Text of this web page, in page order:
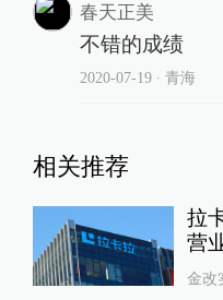
春天正美
不错的成绩
2020-07-19∙ 青海
相关推荐
拉
营
金改